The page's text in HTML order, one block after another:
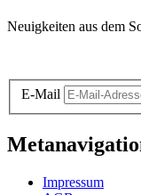
Neuigkeiten aus dem
E-Mail
Impressum